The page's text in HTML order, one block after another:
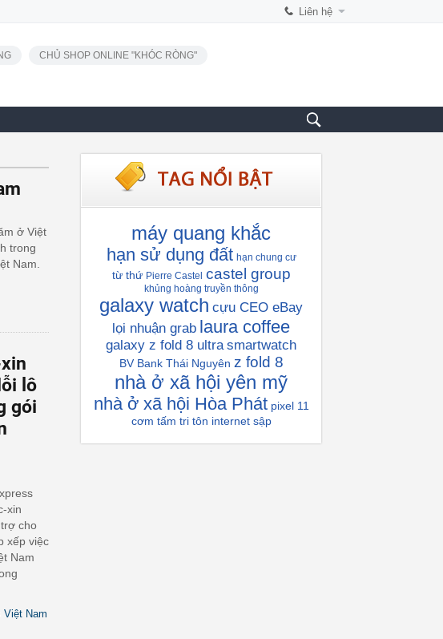
Liên hệ
CHỦ SHOP ONLINE "KHÓC RÒNG"
ở Việt
trong
Nam.
lô
gói
xin
cho
xếp việc
Nam
Việt Nam
máy quang khắc
hạn sử dụng đất hạn chung cư
từ thứ Pierre Castel castel group
khủng hoàng truyền thông
galaxy watch cựu CEO eBay
lọi nhuận grab laura coffee
galaxy z fold 8 ultra smartwatch
BV Bank Thái Nguyên z fold 8
nhà ở xã hội yên mỹ
nhà ở xã hội Hòa Phát pixel 11
cơm tấm tri tôn internet sập